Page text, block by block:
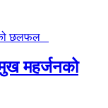
महर्जनको